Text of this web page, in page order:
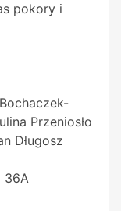
pokory i
Przeniosło
Długosz
36A